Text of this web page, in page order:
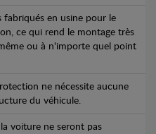
fabriqués en usine pour le
ce qui rend le montage très
ou à n'importe quel point
ne nécessite aucune
du véhicule.
voiture ne seront pas